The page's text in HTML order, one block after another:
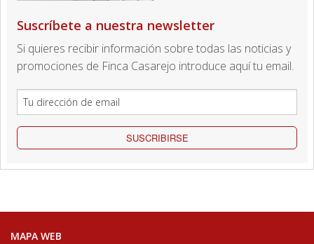
Suscríbete a nuestra newsletter
Si quieres recibir información sobre todas las noticias y
promociones de Finca Casarejo introduce aquí tu email.
SUSCRIBIRSE
MAPA WEB